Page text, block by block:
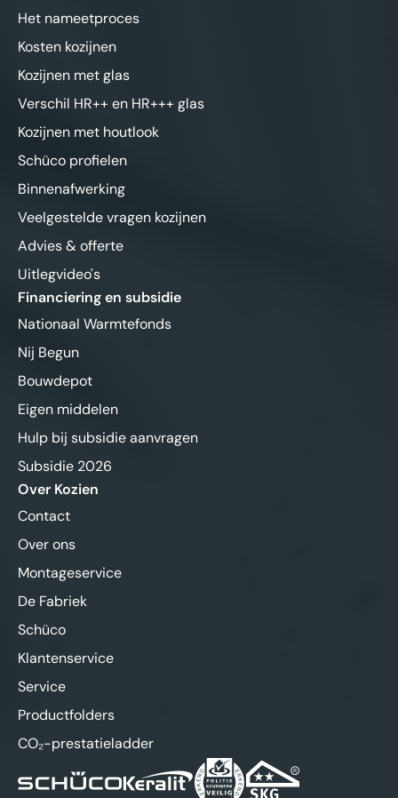
Het nameetproces
Kosten kozijnen
Kozijnen met glas
Verschil HR++ en HR+++ glas
Kozijnen met houtlook
Schüco profielen
Binnenafwerking
Veelgestelde vragen kozijnen
Advies & offerte
Uitlegvideo's
Financiering en subsidie
Nationaal Warmtefonds
Nij Begun
Bouwdepot
Eigen middelen
Hulp bij subsidie aanvragen
Subsidie 2026
Over Kozien
Contact
Over ons
Montageservice
De Fabriek
Schüco
Klantenservice
Service
Productfolders
CO₂-prestatieladder